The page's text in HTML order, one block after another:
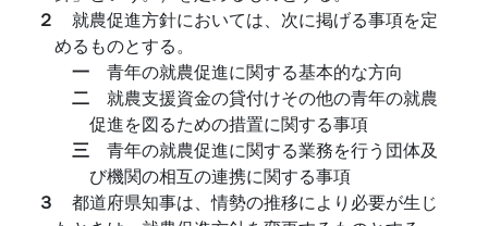
２ 就農促進方針においては、次に掲げる事項を定
めるものとする。
一 青年の就農促進に関する基本的な方向
二 就農支援資金の貸付けその他の青年の就農
促進を図るための措置に関する事項
三 青年の就農促進に関する業務を行う団体及
び機関の相互の連携に関する事項
３ 都道府県知事は、情勢の推移により必要が生じ